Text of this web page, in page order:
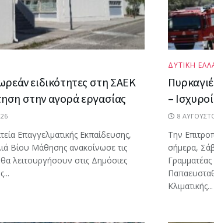
ειδικότητες στη ΣΑΕΚ
στην αγορά εργασίας
Επαγγελματικής Εκπαίδευσης,
Βίου Μάθησης ανακοίνωσε τις
θα λειτουργήσουν στις Δημόσιες
ΔΥΤΙΚΗ
–
8
Την
σήμερα,
Κλιματικής...